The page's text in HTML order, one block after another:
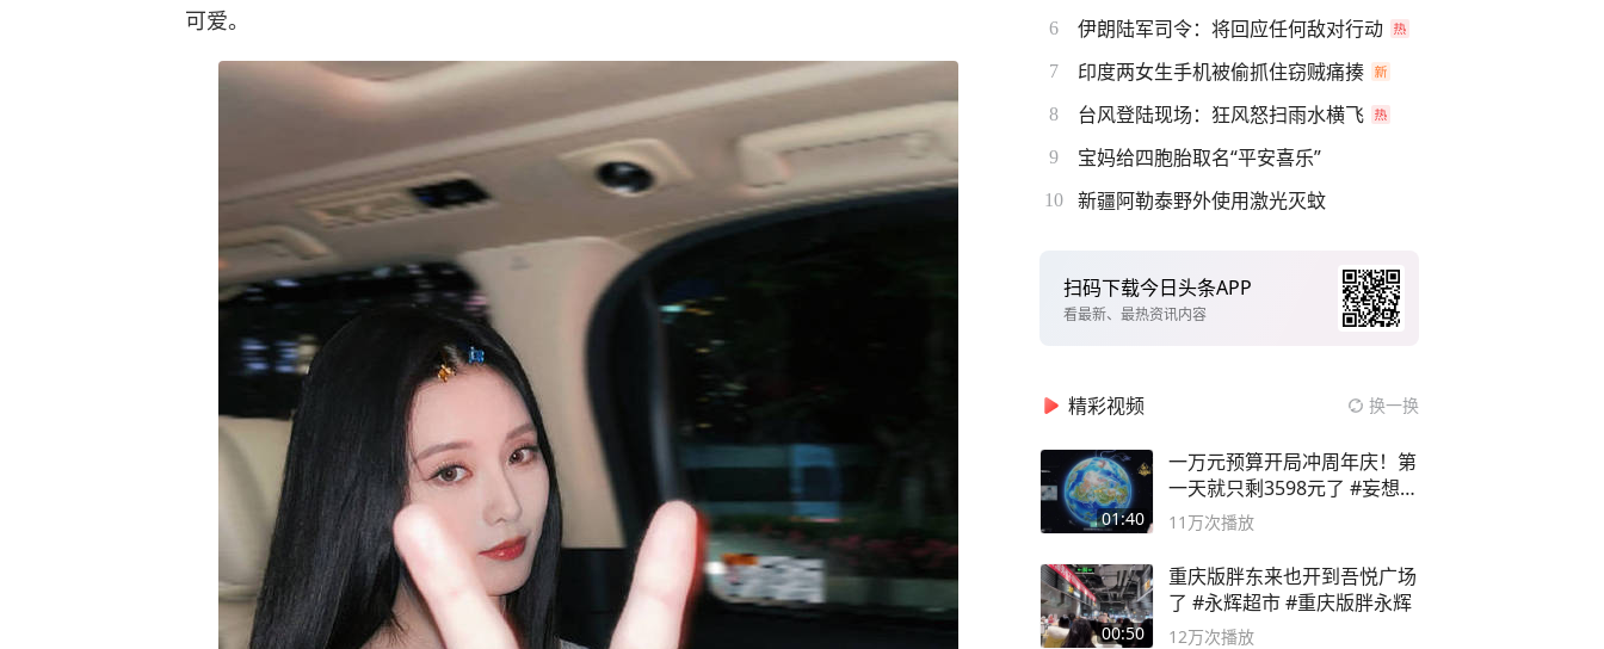
可爱。
6 伊朗陆军司令：将回应任何敌对行动
7 印度两女生手机被偷抓住窃贼痛揍
8 台风登陆现场：狂风怒扫雨水横飞
9 宝妈给四胞胎取名“平安喜乐”
10 新疆阿勒泰野外使用激光灭蚊
扫码下载今日头条APP
看最新、最热资讯内容
精彩视频 换一换
01:40
一万元预算开局冲周年庆！第
一天就只剩3598元了 #妄想山
海
11万次播放
00:50
重庆版胖东来也开到吾悦广场
了 #永辉超市 #重庆版胖永辉
12万次播放